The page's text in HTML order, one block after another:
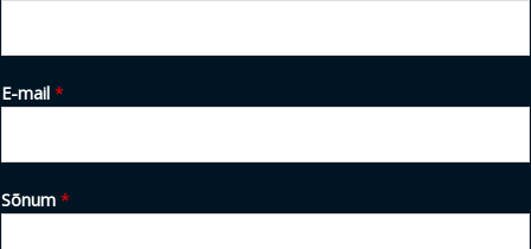
E-mail *
Sõnum *